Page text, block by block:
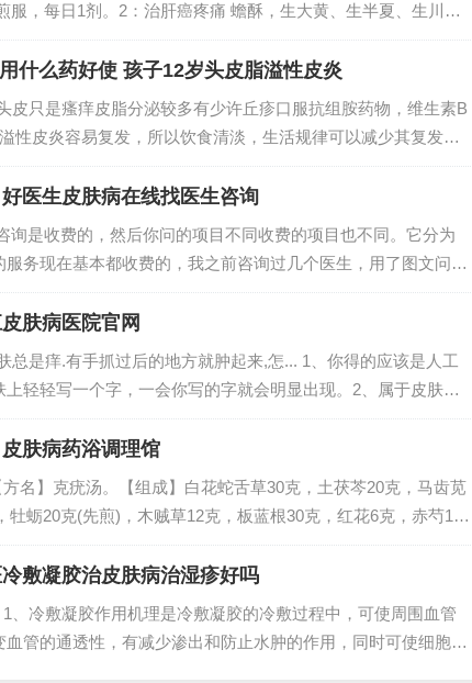
，每日1剂。2：治肝癌疼痛 蟾酥，生大黄、生半夏、生川
。95％酒精。2、合谷穴位于右手拇指内侧，对应左手的虎口，
是...
什么药好使 孩子12岁头皮脂溢性皮炎
皮只是瘙痒皮脂分泌较多有少许丘疹口服抗组胺药物，维生素B
性皮炎容易复发，所以饮食清淡，生活规律可以减少其复发概
用酮康唑洗剂，二硫化硒洗剂等药物治疗，也可以到医院皮肤
疗，注意...
医生皮肤病在线找医生咨询
询是收费的，然后你问的项目不同收费的项目也不同。它分为
务现在基本都收费的，我之前咨询过几个医生，用了图文问诊
百元的，每个医生费用不一样，价格不统一。有免费的咨询也
诊，在好大夫...
肤病医院官网
总是痒.有手抓过后的地方就肿起来,怎... 1、你得的应该是人工
轻轻写一个字，一会你写的字就会明显出现。2、属于皮肤过
是可以考虑及时的抗过敏治疗还是很必要的，所以还是问题不
...肤病药浴调理馆
名】克疣汤。【组成】白花蛇舌草30克，土茯芩20克，马齿苋
牡蛎20克(先煎)，木贼草12克，板蓝根30克，红花6克，赤芍10
学认为本病属于“油风”范畴，多由肝郁血瘀或阴血虚弱，血不
敷凝胶治皮肤病治湿疹好吗
、冷敷凝胶作用机理是冷敷凝胶的冷敷过程中，可使周围血管
管的通透性，有减少渗出和防止水肿的作用，同时可使细胞的